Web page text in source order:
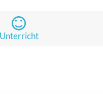
Unterricht